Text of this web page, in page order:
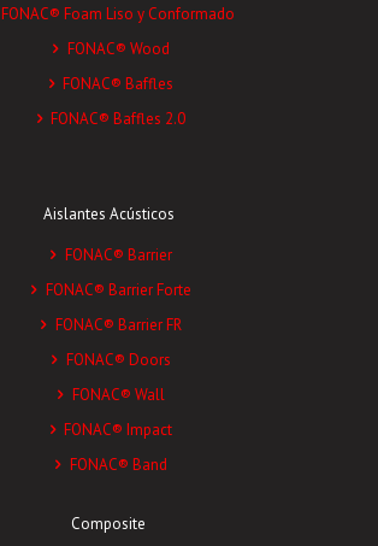
FONAC® Foam Liso y Conformado
FONAC® Wood
FONAC® Baffles
FONAC® Baffles 2.0
Aislantes Acústicos
FONAC® Barrier
FONAC® Barrier Forte
FONAC® Barrier FR
FONAC® Doors
FONAC® Wall
FONAC® Impact
FONAC® Band
Composite